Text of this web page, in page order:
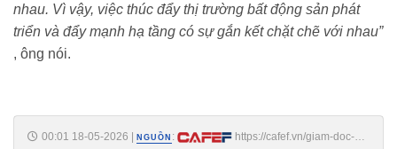
nhau. Vì vậy, việc thúc đẩy thị trường bất động sản phát
triển và đẩy mạnh hạ tầng có sự gắn kết chặt chẽ với nhau”
, ông nói.
00:01 18-05-2026 NGUỒN :
https://cafef.vn/giam-doc-